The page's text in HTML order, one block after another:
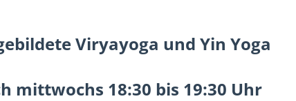
Viryayoga und Yin Yoga
18:30 bis 19:30 Uhr